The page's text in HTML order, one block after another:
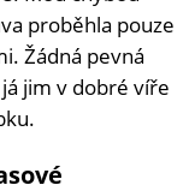
proběhla pouze
Žádná pevná
jim v dobré víře